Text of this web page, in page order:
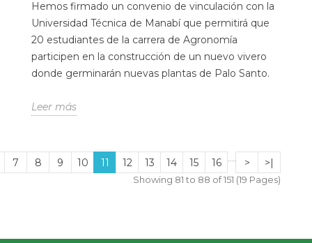
Hemos firmado un convenio de vinculación con la
Universidad Técnica de Manabí que permitirá que
20 estudiantes de la carrera de Agronomía
participen en la construcción de un nuevo vivero
donde germinarán nuevas plantas de Palo Santo.
Leer más
7 8 9 10 11 12 13 14 15 16 > >|
Showing 81 to 88 of 151 (19 Pages)